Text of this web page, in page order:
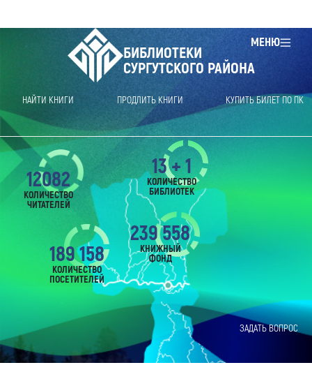
МЕНЮ
БИБЛИОТЕКИ
СУРГУТСКОГО РАЙОНА
НАЙТИ КНИГИ ПРОДЛИТЬ КНИГИ КУПИТЬ БИЛЕТ ПО ПК
ЗАДАТЬ ВОПРОС
12082
КОЛИЧЕСТВО
ЧИТАТЕЛЕЙ
189 158
КОЛИЧЕСТВО
ПОСЕТИТЕЛЕЙ
239 558
КНИЖНЫЙ
ФОНД
13 + 1
КОЛИЧЕСТВО
БИБЛИОТЕК